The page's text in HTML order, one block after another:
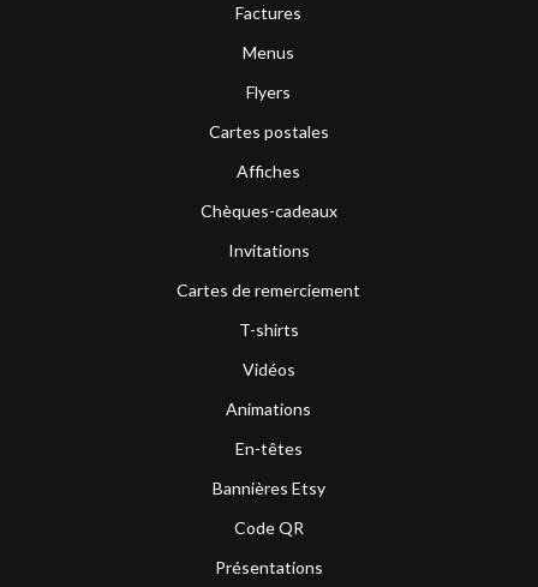
Factures
Menus
Flyers
Cartes postales
Affiches
Chèques-cadeaux
Invitations
Cartes de remerciement
T-shirts
Vidéos
Animations
En-têtes
Bannières Etsy
Code QR
Présentations